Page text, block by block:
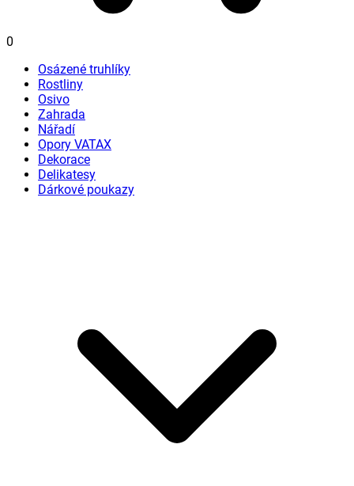
0
Osázené truhlíky
Rostliny
Osivo
Zahrada
Nářadí
Opory VATAX
Dekorace
Delikatesy
Dárkové poukazy